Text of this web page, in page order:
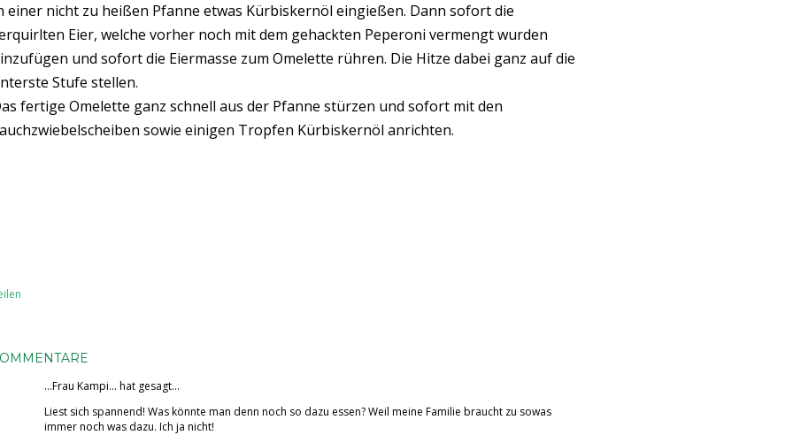
einer nicht zu heißen Pfanne etwas Kürbiskernöl eingießen. Dann sofort die
Eier, welche vorher noch mit dem gehackten Peperoni vermengt wurden
und sofort die Eiermasse zum Omelette rühren. Die Hitze dabei ganz auf die
Stufe stellen.
fertige Omelette ganz schnell aus der Pfanne stürzen und sofort mit den
sowie einigen Tropfen Kürbiskernöl anrichten.
...Frau Kampi... hat gesagt…
Liest sich spannend! Was könnte man denn noch so dazu essen? Weil meine Familie braucht zu sowas
immer noch was dazu. Ich ja nicht!